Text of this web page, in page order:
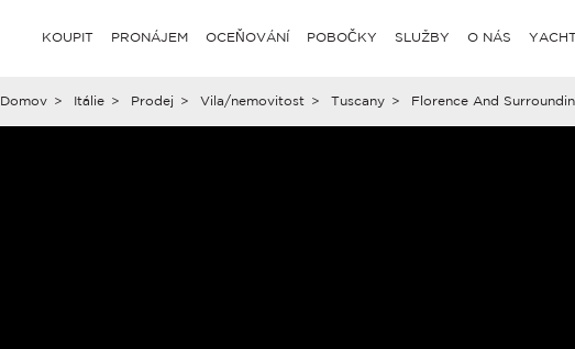
KOUPIT PRONÁJEM OCEŇOVÁNÍ POBOČKY SLUŽBY O NÁS
Domov > Itálie > Prodej > Vila/nemovitost > Tuscany > Florence And